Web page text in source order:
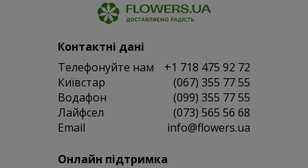
Контактні дані
Телефонуйте нам
+1 718 475 92 72
Київстар
(067) 355 77 55
Водафон
(099) 355 77 55
Лайфсел
(073) 565 56 68
Email
info@flowers.ua
Онлайн підтримка